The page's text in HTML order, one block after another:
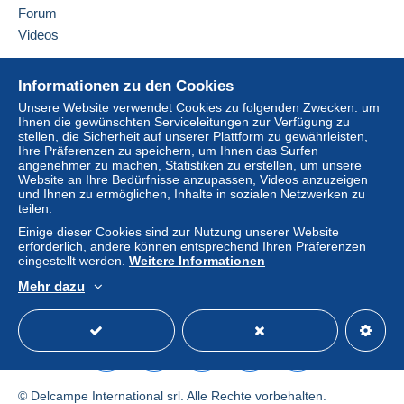
Alle Zahlungen werden über die Delcampe- Website
abgewickelt. Je nach den vom Verkäufer angebotenen
auf Ihr Guthaben vornehmen. Es dürfen keine
Zahlungen per Scheck oder Banküberweisung direkt auf
ein Bankkonto des Verkäufers getätigt werden.
Der Käufer nutzt die von Delcampe auf der Seite "
Käufe: Zu zahlen" zur Verfügung stehenden
Zahlungsmethoden.
integrierte Zahlungssystem erfolgtwird dem Käufer
vom Verkäufer erstattet. Ein nicht bezahlter Kauf kann
ziehen.
Sollten die Verkaufsbedingungen des Verkäufers
Klauseln enthalten, die sich auf die Zahlung beziehen,
Website, wie sie in denNutzungsbedingungendefiniert
Informationen zu den Cookies
Unsere Website verwendet Cookies zu folgenden Zwecken: um
Ihnen die gewünschten Serviceleitungen zur Verfügung zu
stellen, die Sicherheit auf unserer Plattform zu gewährleisten,
Ihre Präferenzen zu speichern, um Ihnen das Surfen
angenehmer zu machen, Statistiken zu erstellen, um unsere
Website an Ihre Bedürfnisse anzupassen, Videos anzuzeigen
und Ihnen zu ermöglichen, Inhalte in sozialen Netzwerken zu
teilen.
Einige dieser Cookies sind zur Nutzung unserer Website
erforderlich, andere können entsprechend Ihren Präferenzen
eingestellt werden. Weitere Informationen
Mehr dazu
Forum
Videos
Online-Hilfe
Auf Delcampe kaufen
Auf Delcampe verkaufen
Eine sichere Website
© Delcampe International srl. Alle Rechte vorbehalten.